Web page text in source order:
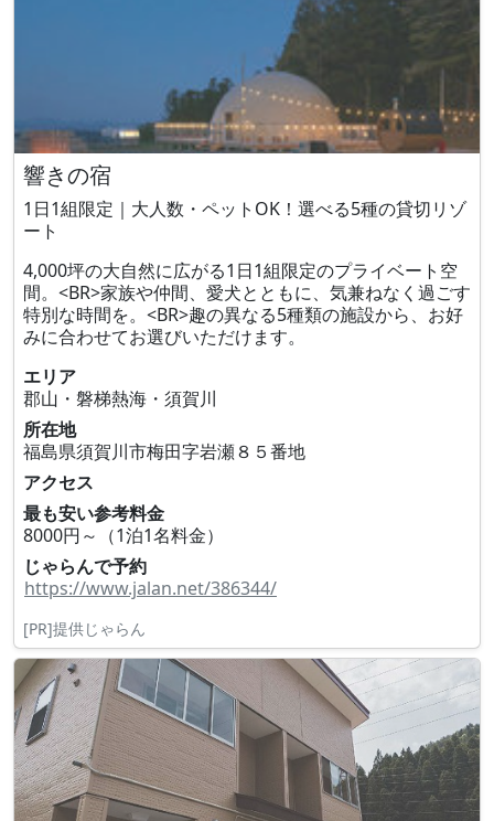
響きの宿
1日1組限定｜大人数・ペットOK！選べる5種の貸切リゾ
ート
4,000坪の大自然に広がる1日1組限定のプライベート空
間。<BR>家族や仲間、愛犬とともに、気兼ねなく過ごす
特別な時間を。<BR>趣の異なる5種類の施設から、お好
みに合わせてお選びいただけます。
エリア
郡山・磐梯熱海・須賀川
所在地
福島県須賀川市梅田字岩瀬８５番地
アクセス
最も安い参考料金
8000円～（1泊1名料金）
じゃらんで予約
https://www.jalan.net/386344/
[PR]提供じゃらん